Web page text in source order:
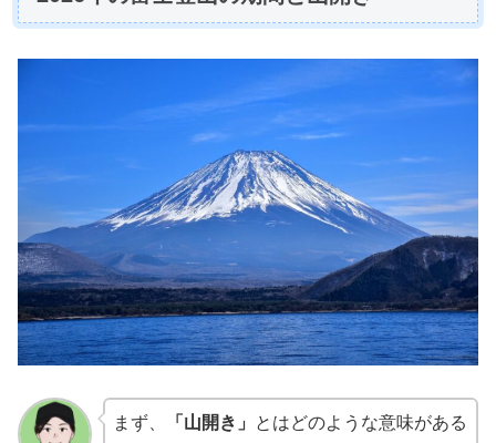
まず、 「山開き」
とはどのような意味がある